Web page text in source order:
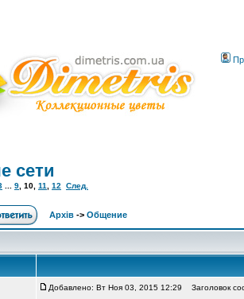
сети
9 10 11 12 След.
Архів -> Общение
Добавлено: Вт Ноя 03, 2015 12:29 Заголовок